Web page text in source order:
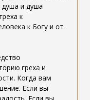
и душа
к
к Богу и от
греха и
Когда вам
Если вы
Если вы